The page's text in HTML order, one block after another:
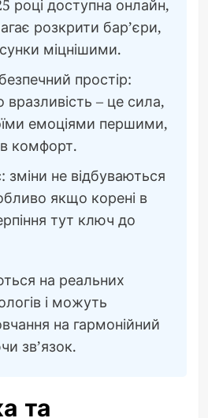
році доступна онлайн,
розкрити бар’єри,
міцнішими.
простір:
– це сила,
емоціями першими,
комфорт.
зміни не відбуваються
якщо корені в
тут ключ до
на реальних
і можуть
на гармонійний
зв’язок.
та